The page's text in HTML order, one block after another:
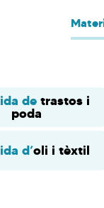
de trastos i
poda
d’oli i tèxtil